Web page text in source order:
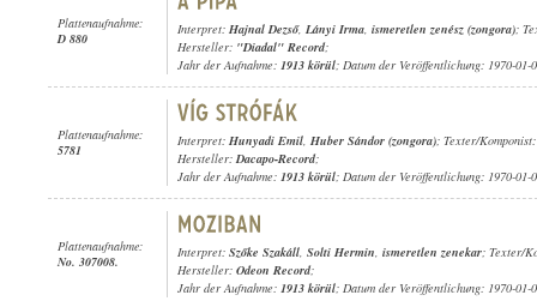
Plattenaufnahme:
D 880
Interpret: Hajnal Dezső, Lányi Irma, ismeretlen zenész (zongora);
Hersteller: "Diadal" Record;
Jahr der Aufnahme: 1913 körül; Datum der Veröffentlichung: 1970-01-
Plattenaufnahme:
5781
Interpret: Hunyadi Emil, Huber Sándor (zongora); Texter/
Hersteller:Dacapo-Record;
Jahr der Aufnahme: 1913 körül; Datum der Veröffentlichung: 1970-01-
Plattenaufnahme:
No. 307008.
Interpret: Szőke Szakáll, Solti Hermin, ismeretlen zenekar; Texter/
Hersteller: Odeon Record;
Jahr der Aufnahme: 1913 körül; Datum der Veröffentlichung: 1970-01-